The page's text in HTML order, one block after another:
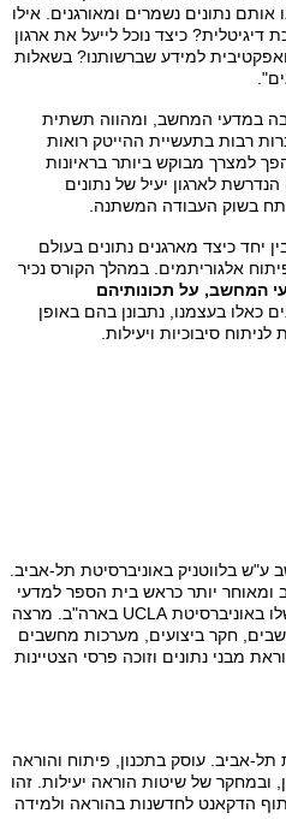
נתונים נשמרים ומאורגנים. אילו
דיגיטלית? כיצד נוכל לייעל את ארגון
למידע שברשותנו? בשאלות
במדעי המחשב, ומהווה תשתית
רבות בתעשיית ההייטק רואות
למצרך מבוקש ביותר בראיונות
לארגון יעיל של נתונים
בשוק העבודה המשתנה.
יחד כיצד מארגנים נתונים בעולם
אלגוריתמים. במהלך הקורס נכיר
המחשב, על תכונותיהם
כאלו בעצמנו, נתבונן בהם באופן
סיבוכיות ויעילות.
בלווטניק באוניברסיטת תל-אביב.
יותר כראש בית הספר למדעי
המחשב. קיבל את תואר הדוקטור שלו באוניברסיטת UCLA בארה"ב. מרצה
חקר ביצועים, מערכות מחשבים
מבני נתונים וזוכה פרסי הצטיינות
אביב. עוסק בתכנון, פיתוח והוראה
ובמחקר של שיטות הוראה יעילות. זהו
הדקאנט לחדשנות בהוראה ולמידה